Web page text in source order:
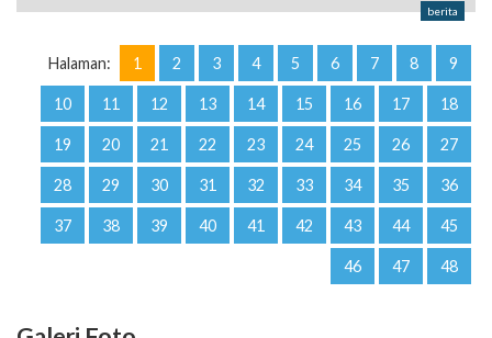
berita
Halaman: 1 2 3 4 5 6 7 8 9
10 11 12 13 14 15 16 17 18
19 20 21 22 23 24 25 26 27
28 29 30 31 32 33 34 35 36
37 38 39 40 41 42 43 44 45
46 47 48